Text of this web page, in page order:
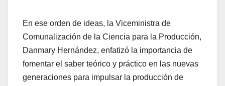
En ese orden de ideas, la Viceministra de
Comunalización de la Ciencia para la Producción,
Danmary Hernández, enfatizó la importancia de
fomentar el saber teórico y práctico en las nuevas
generaciones para impulsar la producción de